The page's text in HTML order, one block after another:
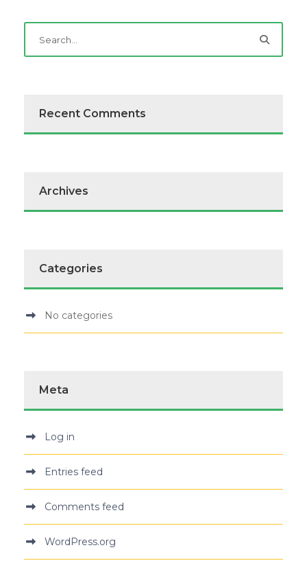
Recent Comments
Archives
Categories
No categories
Meta
Log in
Entries feed
Comments feed
WordPress.org